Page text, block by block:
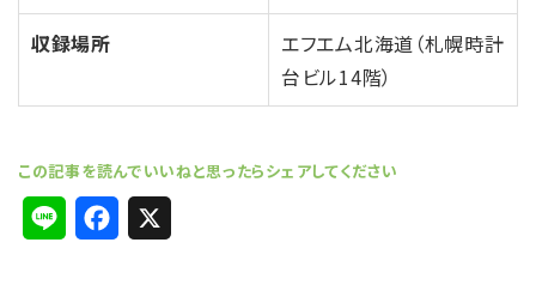
収録場所
エフエム北海道（札幌時計
台ビル14階）